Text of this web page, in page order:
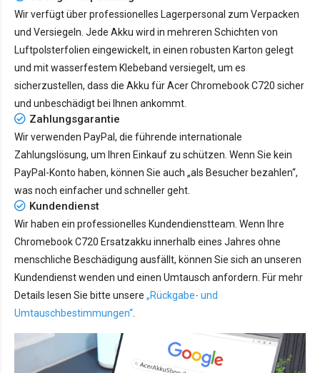
Wir verfügt über professionelles Lagerpersonal zum Verpacken
und Versiegeln. Jede Akku wird in mehreren Schichten von
Luftpolsterfolien eingewickelt, in einen robusten Karton gelegt
und mit wasserfestem Klebeband versiegelt, um es
sicherzustellen, dass die Akku für Acer Chromebook C720 sicher
und unbeschädigt bei Ihnen ankommt.
Zahlungsgarantie
Wir verwenden PayPal, die führende internationale
Zahlungslösung, um Ihren Einkauf zu schützen. Wenn Sie kein
PayPal-Konto haben, können Sie auch „als Besucher bezahlen“,
was noch einfacher und schneller geht.
Kundendienst
Wir haben ein professionelles Kundendienstteam. Wenn Ihre
Chromebook C720 Ersatzakku innerhalb eines Jahres ohne
menschliche Beschädigung ausfällt, können Sie sich an unseren
Kundendienst wenden und einen Umtausch anfordern. Für mehr
Details lesen Sie bitte unsere „Rückgabe- und
Umtauschbestimmungen“